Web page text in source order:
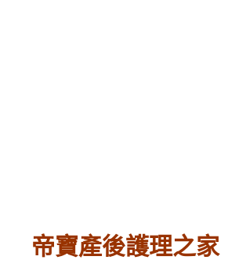
帝寶產後護理之家